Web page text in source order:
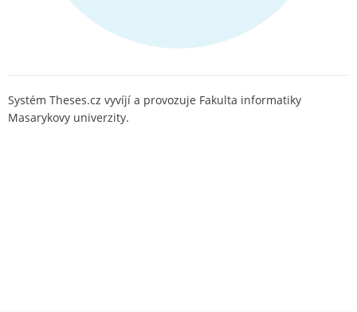
Systém Theses.cz vyvíjí a provozuje Fakulta informatiky
Masarykovy univerzity.